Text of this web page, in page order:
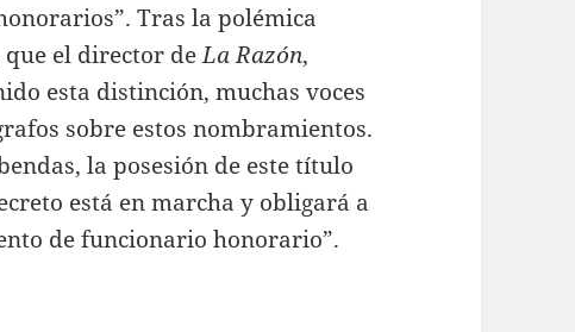
Tras la polémica
que el director deLa Razón,
esta distinción, muchas voces
sobre estos nombramientos.
la posesión de este título
está en marcha y obligará a
de funcionario honorario”.